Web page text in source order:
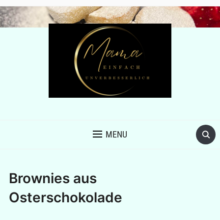
MENU
Brownies aus
Osterschokolade